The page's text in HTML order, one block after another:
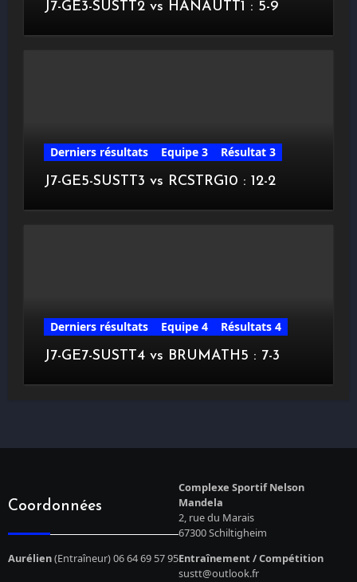
J7-GE3-SUSTT2 vs HANAUTT1 : 5-9
Derniers résultats Equipe 3
Résultat 3
J7-GE5-SUSTT3 vs RCSTRG10 : 12-2
Derniers résultats Equipe 4
Résultats 4
J7-GE7-SUSTT4 vs BRUMATH5 : 7-3
Coordonnées
Complexe Sportif Nelson
Mandela
2, rue du Marais
67300 Schiltigheim
Aurélien(Entraîneur) 06 64 69 57 95Entraînement / Compétition
sustt@outlook.fr